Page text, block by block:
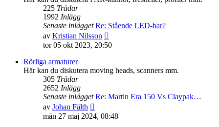
225 Trådar
1992 Inlägg
Senaste inlägget Re: Stående LED-bar?
av Kristian Nilsson
till
inlägget
tor 05 okt 2023, 20:50
Rörliga armaturer
Här kan du diskutera moving heads, scanners mm.
305 Trådar
2652 Inlägg
Senaste inlägget Re: Martin Era 150 Vs Claypak…
av Johan Fälth
till
det
mån 27 maj 2024, 08:48